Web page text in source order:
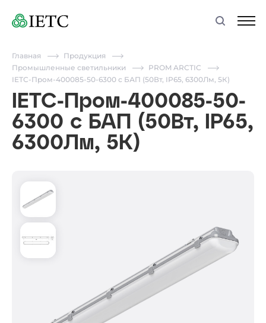
Главная
Продукция
Промышленные светильники
PROM ARCTIC
IETC-Пром-400085-50-6300 с БАП (50Вт, IP65, 6300Лм, 5К)
IETC-Пром-400085-50-
6300 с БАП (50Вт, IP65,
6300Лм, 5К)